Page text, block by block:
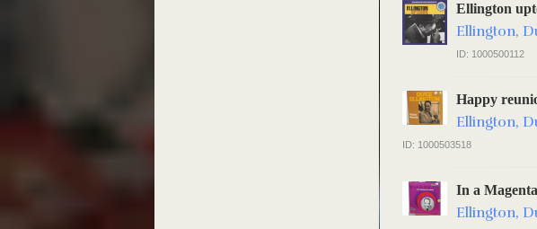
Ellington
Ellington,
ID: 1000500112
Happy
Ellington,
ID: 1000503518
In a
Ellington,